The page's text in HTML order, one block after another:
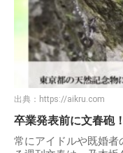
出典： https://aikru.com
卒業発表前に文春砲！
常にアイドルや既婚者